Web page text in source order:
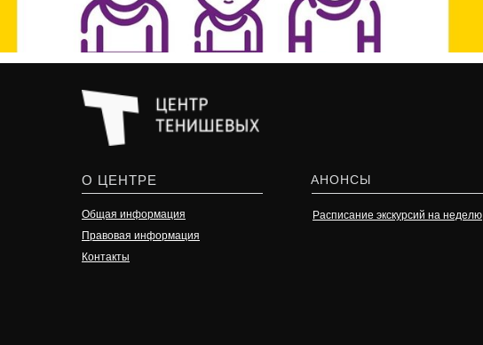
О ЦЕНТРЕ
Общая информация
Правовая информация
Контакты
АНОНСЫ
Расписание экскурсий на неделю